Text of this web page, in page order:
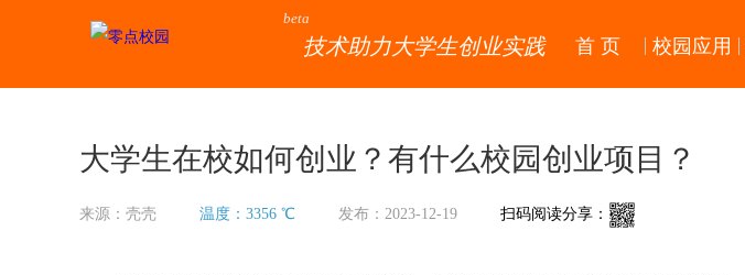
beta
技术助力大学生创业实践 首 页 校园应用
大学生在校如何创业？有什么校园创业项目？
来源：壳壳 温度：3356 ℃ 发布：2023-12-19 扫码阅读分享：